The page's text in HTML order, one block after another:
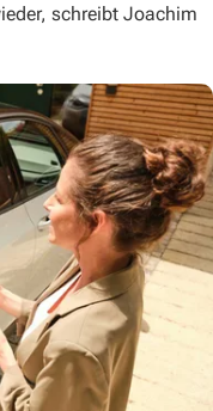
schreibt Joachim